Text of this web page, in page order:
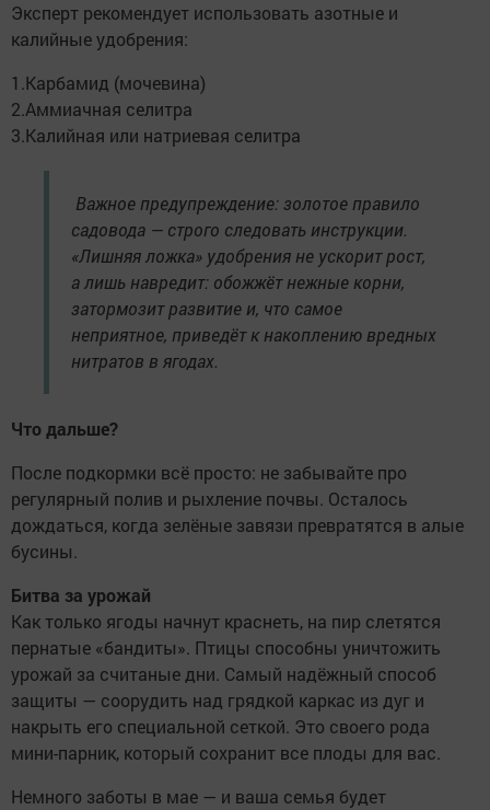
Эксперт рекомендует использовать азотные и
калийные удобрения:
1.Карбамид (мочевина)
2.Аммиачная селитра
3.Калийная или натриевая селитра
Важное предупреждение: золотое правило
садовода — строго следовать инструкции.
«Лишняя ложка» удобрения не ускорит рост,
а лишь навредит: обожжёт нежные корни,
затормозит развитие и, что самое
неприятное, приведёт к накоплению вредных
нитратов в ягодах.
Что дальше?
После подкормки всё просто: не забывайте про
регулярный полив и рыхление почвы. Осталось
дождаться, когда зелёные завязи превратятся в алые
бусины.
Битва за урожай
Как только ягоды начнут краснеть, на пир слетятся
пернатые «бандиты». Птицы способны уничтожить
урожай за считаные дни. Самый надёжный способ
защиты — соорудить над грядкой каркас из дуг и
накрыть его специальной сеткой. Это своего рода
мини-парник, который сохранит все плоды для вас.
Немного заботы в мае — и ваша семья будет